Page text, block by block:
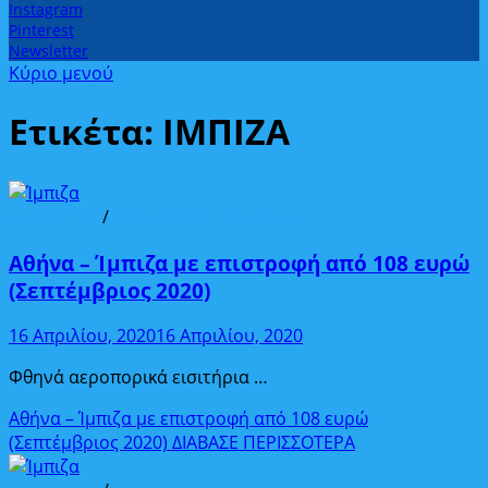
Instagram
Pinterest
Newsletter
Κύριο μενού
Ετικέτα: ΙΜΠΙΖΑ
/
Αθήνα – Ίμπιζα με επιστροφή από 108 ευρώ
(Σεπτέμβριος 2020)
16 Απριλίου, 202016 Απριλίου, 2020
Φθηνά αεροπορικά εισιτήρια …
Αθήνα – Ίμπιζα με επιστροφή από 108 ευρώ
(Σεπτέμβριος 2020) ΔΙΑΒΑΣΕ ΠΕΡΙΣΣΟΤΕΡΑ